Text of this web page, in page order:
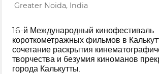
Greater Noida, India
16-й Международный кинофестиваль
короткометражных фильмов в
сочетание раскрытия
творчества и безумия киноманов
города Калькутты.